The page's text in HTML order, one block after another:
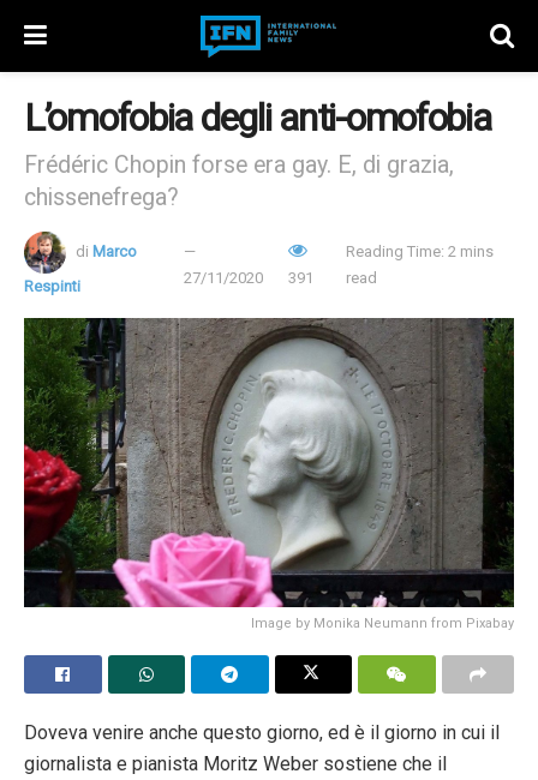
L’omofobia degli anti-omofobia
Frédéric Chopin forse era gay. E, di grazia,
chissenefrega?
di Marco
Respinti
27/11/2020 391
Reading Time: 2 mins
read
Image by Monika Neumann from Pixabay
Doveva venire anche questo giorno, ed è il giorno in cui il
giornalista e pianista Moritz Weber sostiene che il